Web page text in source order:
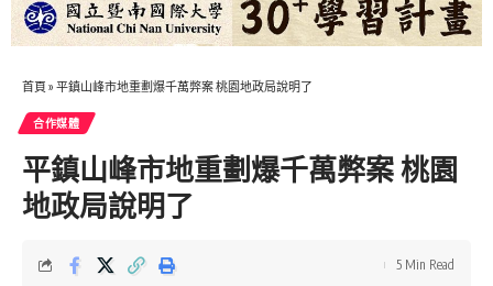
首頁 » 平鎮山峰市地重劃爆千萬弊案 桃園地政局說明了
合作媒體
平鎮山峰市地重劃爆千萬弊案 桃園
地政局說明了
5 Min Read